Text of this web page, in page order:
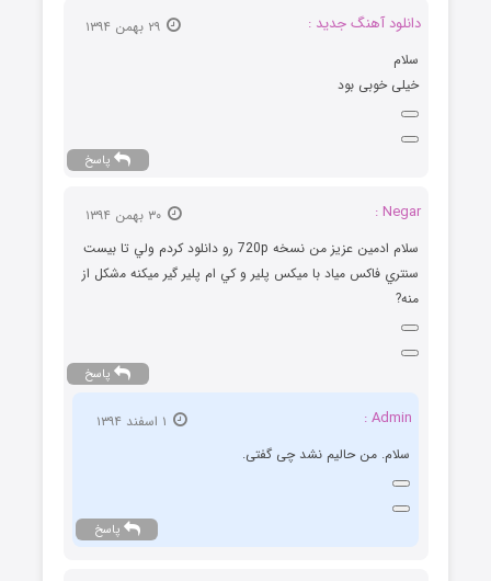
دانلود آهنگ جدید :
سلام
خیلی خوبی بود
پاسخ
Negar :
۳۰ بهمن ۱۳۹۴
ﺳﻼﻡ اﺩﻣﻴﻦ ﻋﺰﻳﺰ ﻣﻦ ﻧﺴﺨﻪ 720p ﺭﻭ ﺩاﻧﻠﻮﺩ ﻛﺮﺩﻡ ﻭﻟﻲ ﺗﺎ ﺑﻴﺴﺖ
ﺳﻨﺘﺮﻱ ﻓﺎﻛﺲ ﻣﻴﺎﺩ ﺑﺎ ﻣﻴﻜﺲ ﭘﻠﻴﺮ و ﻛﻲ اﻡ ﭘﻠﻴﺮ ﮔﻴﺮ ﻣﻴﻜﻨﻪ ﻣﺷﻜﻞ اﺯ
ﻣﻨﻪ?
پاسخ
Admin :
سلام. من حالیم نشد چی گفتی.
پاسخ